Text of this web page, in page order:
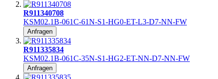
R911340708
KSM02.1B-061C-61N-S1-HG0-ET-L3-D7-NN-FW
Anfragen
R911335834
KSM02.1B-061C-35N-S1-HG2-ET-NN-D7-NN-FW
Anfragen